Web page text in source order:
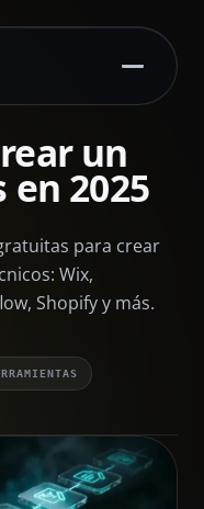
un
2025
para crear
Wix,
Shopify y más.